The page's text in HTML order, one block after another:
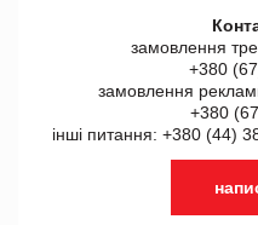
замовлення
+380
замовлення
+380
інші питання: +380 (44)